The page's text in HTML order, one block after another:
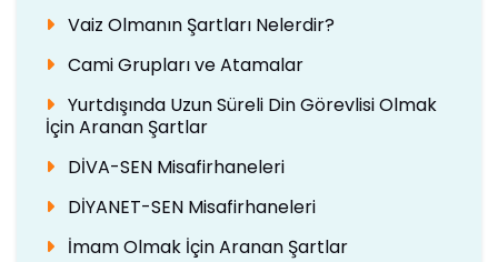
Vaiz Olmanın Şartları Nelerdir?
Cami Grupları ve Atamalar
Yurtdışında Uzun Süreli Din Görevlisi Olmak
İçin Aranan Şartlar
DİVA-SEN Misafirhaneleri
DİYANET-SEN Misafirhaneleri
İmam Olmak İçin Aranan Şartlar